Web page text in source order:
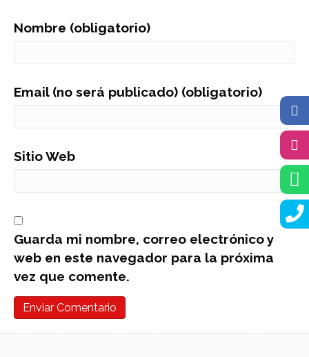
Nombre (obligatorio)
Email (no será publicado) (obligatorio)
Sitio Web
Guarda mi nombre, correo electrónico y
web en este navegador para la próxima
vez que comente.